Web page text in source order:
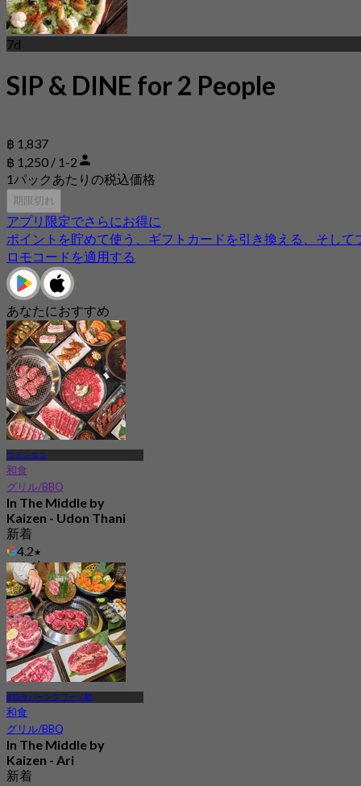
7d
SIP & DINE for 2 People
฿ 1,837
฿ 1,250 / 1-2
1パックあたりの税込価格
期限切れ
アプリ限定でさらにお得に
ポイントを貯めて使う、ギフトカードを引き換える、そして
ロモコードを適用する
あなたにおすすめ
ウドンタニ
和食
グリル/BBQ
In The Middle by
Kaizen - Udon Thani
新着
4.2
から฿ 994
BTSサパーンクワーイ駅
和食
グリル/BBQ
In The Middle by
Kaizen - Ari
新着